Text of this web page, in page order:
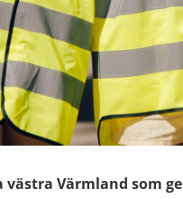
Värmland som